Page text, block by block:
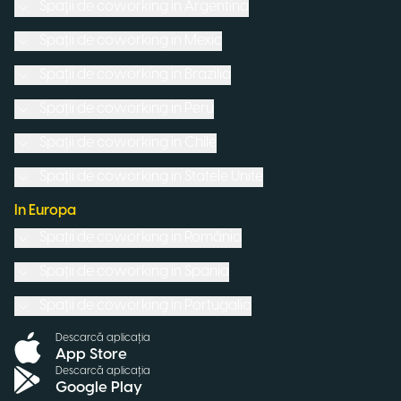
In Europa
Descarcă aplicația
App Store
Descarcă aplicația
Google Play